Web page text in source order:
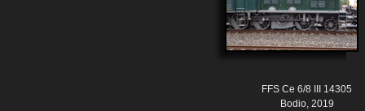
FFS Ce 6/8 III 14305
Bodio, 2019